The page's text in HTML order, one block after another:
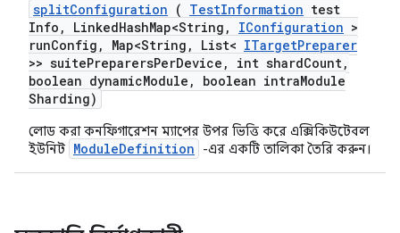
splitConfiguration ( TestInformation test
Info , LinkedHashMap<String , IConfiguration >
runConfig , Map<String , List< ITargetPreparer
>> suitePreparersPerDevice , int shardCount,
boolean dynamicModule , boolean intraModule
Sharding)
লোড করা কনফিগারেশন ম্যাপের উপর ভিত্তি করে এক্সিকিউটেবল
ইউনিট ModuleDefinition -এর একটি তালিকা তৈরি করুন।